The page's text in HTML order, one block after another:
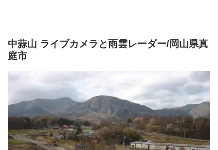
中蒜山 ライブカメラと雨雲レーダー/岡山県真
庭市